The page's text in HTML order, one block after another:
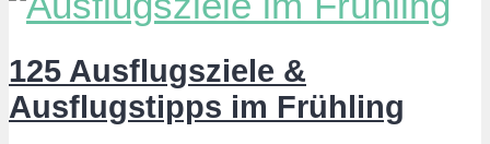
125 Ausflugsziele &
Ausflugstipps im Frühling